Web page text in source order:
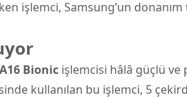
işlemci, Samsung’un donanım
Bionic işlemcisi hâlâ güçlü ve
kullanılan bu işlemci, 5